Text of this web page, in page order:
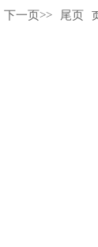
下一页>> 尾页